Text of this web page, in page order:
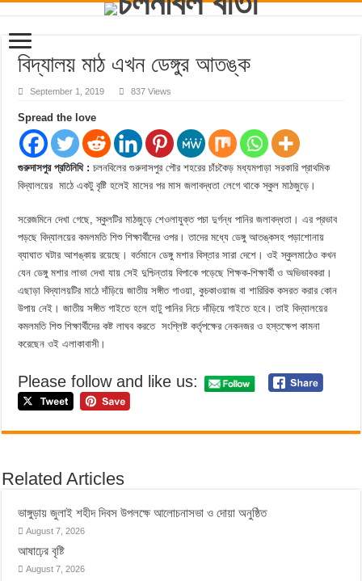
বিদ্যালয় মাঠ এখন ডেঙ্গুর আতঙ্ক
September 1, 2019 837 Views
Spread the love
গুরুদাসপুর প্রতিনিধি : চলনবিলের গুরুদাসপুর পৌর শহরের চাঁচকৈড় মধ্যমপাড়া সরকারি প্রাথমিক
বিদ্যালয়ের মাঠে একটু বৃষ্টি হলেই মাসের পর মাস জলাবদ্ধতা লেগে থাকে স্কুল মাঠজুড়ে।
সরেজমিনে দেখা গেছে, স্কুলটির মাঠজুড়ে শেওলাযুক্ত পচা দুর্গন্ধ পানির জলাবদ্ধতা। এর প্রভাব
পড়ছে বিদ্যালয়ের কমলমতি শিশু শিক্ষার্থীদের ওপর। তাদের মধ্যে ডেঙ্গু আতঙ্কসহ পড়াশোনায়
ব্যাঘাত ঘটার আশঙ্কায় রয়েছে। বর্তমানে ডেঙ্গু মশার বিস্তার সারা দেশে। ওই স্কুলমাঠেও কখন
যেন ডেঙ্গু মশার লাভা দেখা যায় সেই দুশ্চিন্তায় বিপাকে পড়েছে শিক্ষক-শিক্ষার্থী ও অভিভাবকরা।
এছাড়া বিদ্যালয়টির মাঠে দাঁড়িয়ে জাতীয় সঙ্গীত গাওয়া, কুচকাওয়াজ বা শারিরিক কসরত করার কোন
উপায় নেই। জাতীয় সঙ্গীত গাইতে হলে হাটু পানির নিচে দাঁড়িয়ে গাইতে হবে। তাই বিদ্যালয়ের
কমলমতি শিশু শিক্ষার্থীদের কষ্ট লাঘব করতে সংশ্লিষ্ট কর্তৃপক্ষের নেকনজর ও হস্তক্ষেপ কামনা
করেছেন ওই এলাকাবাসী।
Please follow and like us:
Related Articles
ভাঙ্গুড়ায় জুলাই শহীদ দিবস উপলক্ষে আলোচনাসভা ও দোয়া অনুষ্ঠিত
August 7, 2026
আষাঢ়ের বৃষ্টি
August 7, 2026